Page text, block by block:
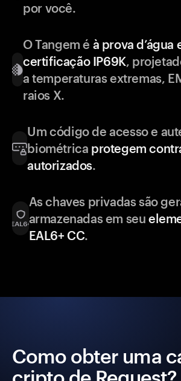
por você.
O Tangem é à prova d’água
certificação IP69K,
a temperaturas extremas,
raios X.
Um código de acesso e
biométrica protegem
autorizados.
As chaves privadas são
armazenadas em seu
EAL6+ CC.
Como obter uma